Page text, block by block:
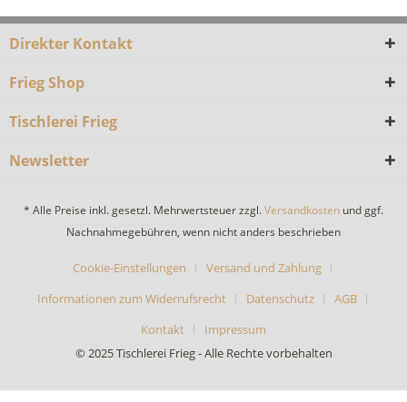
Direkter Kontakt
Frieg Shop
Tischlerei Frieg
Newsletter
* Alle Preise inkl. gesetzl. Mehrwertsteuer zzgl.Versandkosten und ggf.
Nachnahmegebühren, wenn nicht anders beschrieben
Cookie-Einstellungen
Versand und Zahlung
Informationen zum Widerrufsrecht
Datenschutz
AGB
Kontakt
Impressum
© 2025 Tischlerei Frieg - Alle Rechte vorbehalten